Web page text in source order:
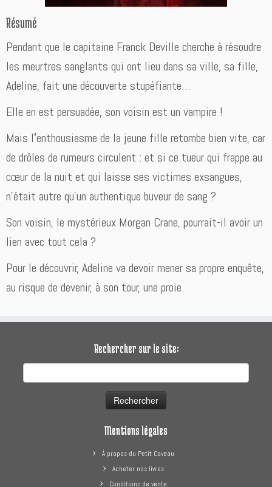
Résumé
Pendant que le capitaine Franck Deville cherche à résoudre
les meurtres sanglants qui ont lieu dans sa ville, sa fille,
Adeline, fait une découverte stupéfiante…
Elle en est persuadée, son voisin est un vampire !
Mais l’enthousiasme de la jeune fille retombe bien vite, car
de drôles de rumeurs circulent : et si ce tueur qui frappe au
cœur de la nuit et qui laisse ses victimes exsangues,
n’était autre qu’un authentique buveur de sang ?
Son voisin, le mystérieux Morgan Crane, pourrait-il avoir un
lien avec tout cela ?
Pour le découvrir, Adeline va devoir mener sa propre enquête,
au risque de devenir, à son tour, une proie.
Rechercher sur le site:
Mentions légales
À propos du Petit Caveau
Acheter nos livres
Conditions de vente